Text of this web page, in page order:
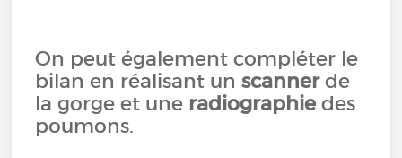
On peut également compléter le
bilan en réalisant unscannerde
la gorge et une radiographie des
poumons.